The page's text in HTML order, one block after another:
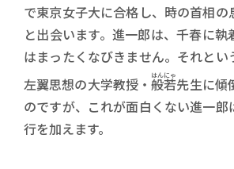
で東京女子大に合格し、時の首相の
と出会います。進一郎は、千春に
はまったくなびきません。それとい
左翼思想の大学教授・ 般若
はんにゃ先生に傾
のですが、これが面白くない進一
行を加えます。